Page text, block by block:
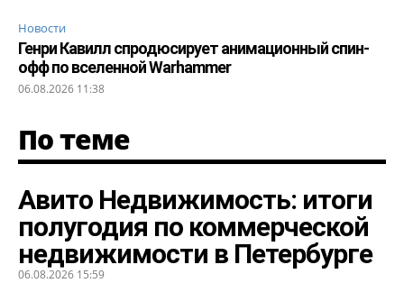
Новости
Генри Кавилл спродюсирует анимационный спин-
офф по вселенной Warhammer
06.08.2026 11:38
По теме
Авито Недвижимость: итоги
полугодия по коммерческой
недвижимости в Петербурге
06.08.2026 15:59